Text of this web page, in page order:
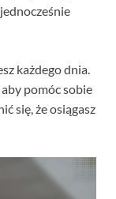
każdego dnia.
pomóc sobie
się, że osiągasz